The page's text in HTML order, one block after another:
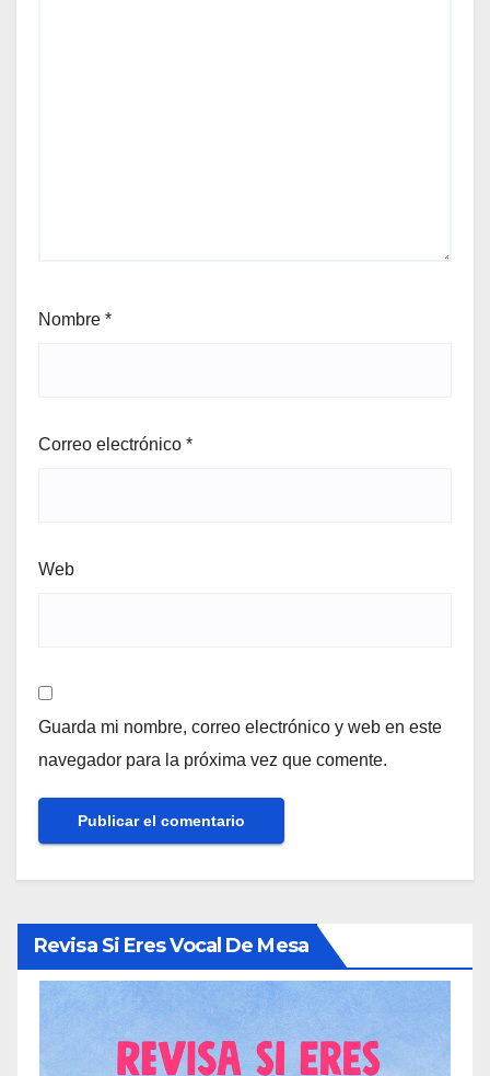
Nombre *
Correo electrónico *
Web
Guarda mi nombre, correo electrónico y web en este
navegador para la próxima vez que comente.
Revisa Si Eres Vocal De Mesa